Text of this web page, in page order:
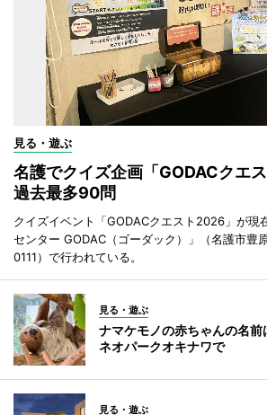
見る・遊ぶ
名護でクイズ企画「GODACクエ
過去最多90問
クイズイベント「GODACクエスト2026」が現
センター GODAC（ゴーダック）」（名護市豊
0111）で行われている。
見る・遊ぶ
ナマケモノの赤ちゃんの名
ネオパークオキナワで
見る・遊ぶ